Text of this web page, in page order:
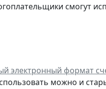
смогут
электронный формат
можно и